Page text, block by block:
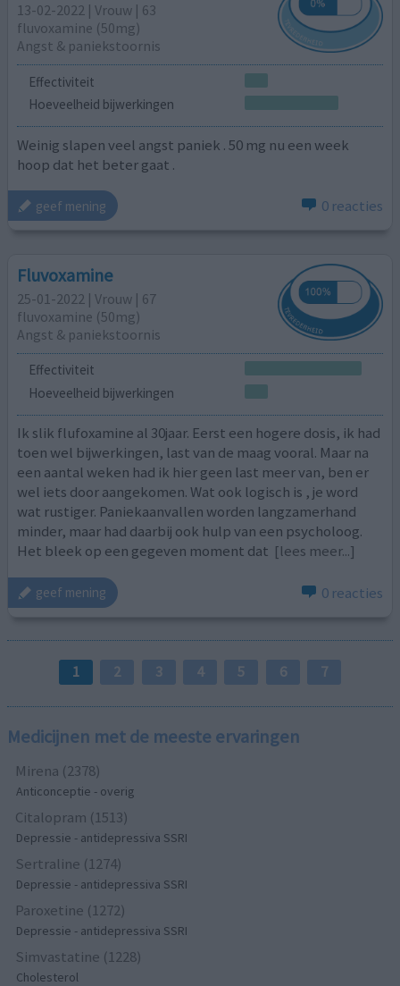
13-02-2022 | Vrouw | 63
fluvoxamine (50mg)
Angst & paniekstoornis
Effectiviteit
Hoeveelheid bijwerkingen
Weinig slapen veel angst paniek . 50 mg nu een week
hoop dat het beter gaat .
geef mening 0 reacties
Fluvoxamine
25-01-2022 | Vrouw | 67
fluvoxamine (50mg)
Angst & paniekstoornis
Effectiviteit
Hoeveelheid bijwerkingen
Ik slik flufoxamine al 30jaar. Eerst een hogere dosis, ik had
toen wel bijwerkingen, last van de maag vooral. Maar na
een aantal weken had ik hier geen last meer van, ben er
wel iets door aangekomen. Wat ook logisch is , je word
wat rustiger. Paniekaanvallen worden langzamerhand
minder, maar had daarbij ook hulp van een psycholoog.
Het bleek op een gegeven moment dat [lees meer...]
geef mening 0 reacties
1 2 3 4 5 6 7
Medicijnen met de meeste ervaringen
Mirena (2378)
Anticonceptie - overig
Citalopram (1513)
Depressie - antidepressiva SSRI
Sertraline (1274)
Depressie - antidepressiva SSRI
Paroxetine (1272)
Depressie - antidepressiva SSRI
Simvastatine (1228)
Cholesterol